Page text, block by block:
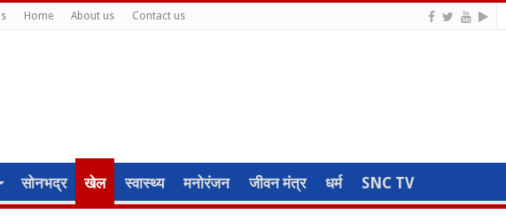
Home About us Contact us
सोनभद्र खेल स्वास्थ्य मनोरंजन जीवन मंत्र धर्म SNC TV